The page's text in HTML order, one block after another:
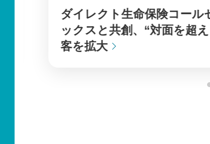
ダイレクト生命保険コール
ックスと共創、“対面を超
客を拡大
題、成功